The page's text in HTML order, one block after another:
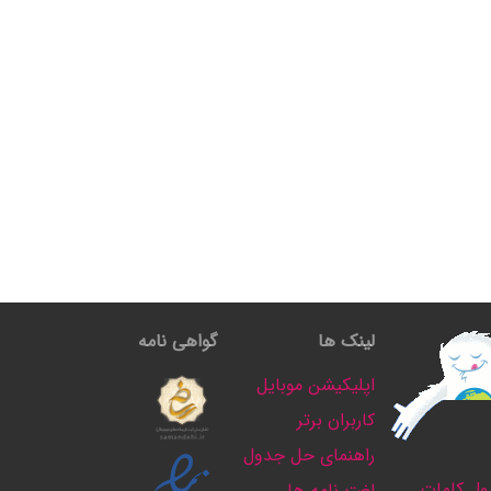
لینک ها
اپلیکیشن موبایل
کاربران برتر
راهنمای حل جدول
گواهی نامه